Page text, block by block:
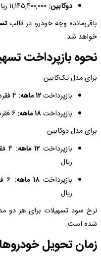
دوکابین:
باقی‌مانده وجه خودرو در قالب
خواهد شد.
نحوه بازپرداخت
برای مدل تک‌کابین:
بازپرداخت۱۲ ماهه:
بازپرداخت۱۸ ماهه:
برای مدل دوکابین:
بازپرداخت ۱۲ ماهه:
ریال
بازپرداخت۱۸ ماهه:
ریال
نرخ سود تسهیلات برای هر دو
شده است.
زمان تحویل